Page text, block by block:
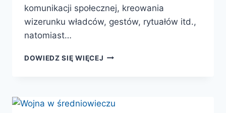
komunikacji społecznej, kreowania
wizerunku władców, gestów, rytuałów itd.,
natomiast…
DOWIEDZ SIĘ WIĘCEJ ZRYTUALIZOWANA
WŁADZA